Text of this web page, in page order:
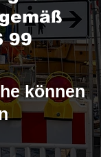
99
können